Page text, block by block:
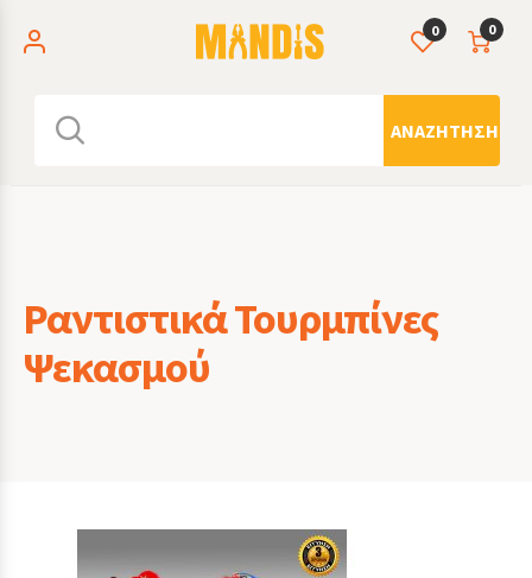
0
ΑΝΑΖΉΤΗΣΗ
0
Ραντιστικά Τουρμπίνες
Ψεκασμού